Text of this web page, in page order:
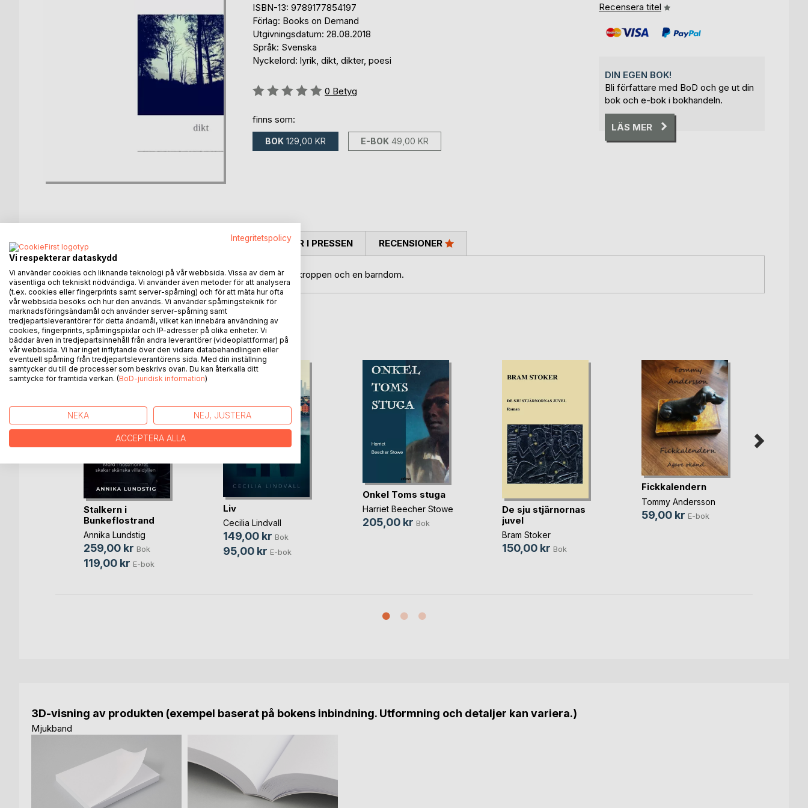
ISBN-13: 9789177854197
Förlag: Books on Demand
Utgivningsdatum: 28.08.2018
Språk: Svenska
Nyckelord: lyrik, dikt, dikter, poesi
Betyg::
0 Betyg
finns som:
BOK 129,00 KR E-BOK 49,00 KR
Recensera titel
DIN EGEN BOK!
Bli författare med BoD och ge ut din
bok och e-bok i bokhandeln.
LÄS MER
BESKRIVNING
Lyrik kring liv och skärningspunkter. Söderslätt, den onda kroppen och en barndom.
KOMMENTARER I PRESSEN RECENSIONER
ANDRA TITLAR HOSBoD
Stalkern i
Bunkeflostrand
Annika Lundstig
259,00 kr Bok
119,00 kr E-bok
Liv
Cecilia Lindvall
149,00 kr Bok
95,00 kr E-bok
Onkel Toms stuga
Harriet Beecher Stowe
205,00 kr Bok
De sju stjärnornas
juvel
Bram Stoker
150,00 kr Bok
Fickkalendern
Tommy Andersson
59,00 kr E-bok
3D-visning av produkten (exempel baserat på bokens inbindning. Utformning och detaljer kan variera.)
Mjukband
Integritetspolicy
Vi respekterar dataskydd
Vi använder cookies och liknande teknologi på vår webbsida. Vissa av dem är
väsentliga och tekniskt nödvändiga. Vi använder även metoder för att analysera
(t.ex. cookies eller fingerprints samt server-spårning) och för att mäta hur ofta
vår webbsida besöks och hur den används. Vi använder spårningsteknik för
marknadsföringsändamål och använder server-spårning samt
tredjepartsleverantörer för detta ändamål, vilket kan innebära användning av
cookies, fingerprints, spårningspixlar och IP-adresser på olika enheter. Vi
bäddar även in tredjepartsinnehåll från andra leverantörer (videoplattformar) på
vår webbsida. Vi har inget inflytande över den vidare databehandlingen eller
eventuell spårning från tredjepartsleverantörens sida. Med din inställning
samtycker du till de processer som beskrivs ovan. Du kan återkalla ditt
samtycke för framtida verkan. (BoD-juridisk information)
NEKA NEJ, JUSTERA
ACCEPTERA ALLA